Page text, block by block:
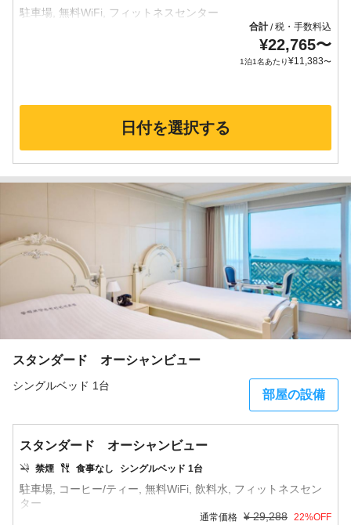
合計/税・手数料込
¥22,765〜
1泊1名あたり¥11,383〜
日付を選択する
スタンダード オーシャンビュー
シングルベッド 1台
部屋の設備
スタンダード オーシャンビュー
禁煙 食事なし シングルベッド 1台
駐車場, コーヒー/ティー, 無料WiFi, 飲料水, フィットネスセン
通常価格 ¥ 29,288 22%OFF